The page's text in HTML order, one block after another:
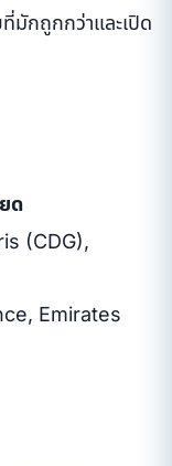
มักถูกกว่าและเปิด
ด
(CDG),
Emirates